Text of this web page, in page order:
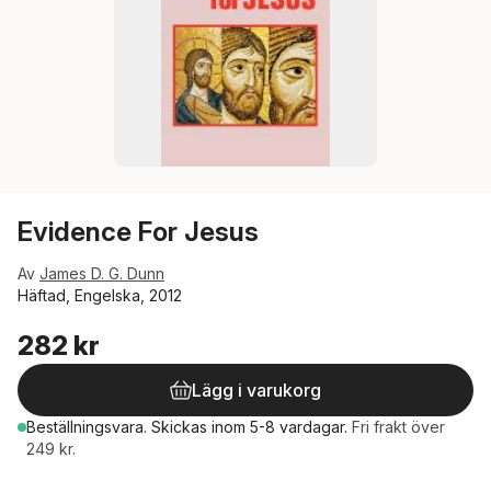
Evidence For Jesus
Av James D. G. Dunn
Häftad, Engelska, 2012
282 kr
Lägg i varukorg
Beställningsvara. Skickas inom 5-8 vardagar. Fri frakt över
249 kr.